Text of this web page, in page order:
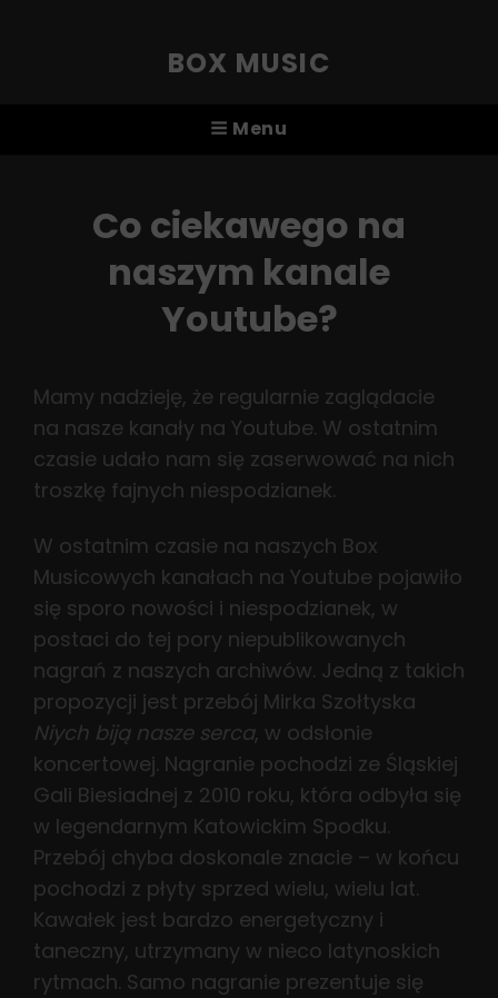
BOX MUSIC
Menu
Co ciekawego na
naszym kanale
Youtube?
Mamy nadzieję, że regularnie zaglądacie
na nasze kanały na Youtube. W ostatnim
czasie udało nam się zaserwować na nich
troszkę fajnych niespodzianek.
W ostatnim czasie na naszych Box
Musicowych kanałach na Youtube pojawiło
się sporo nowości i niespodzianek, w
postaci do tej pory niepublikowanych
nagrań z naszych archiwów. Jedną z takich
propozycji jest przebój Mirka Szołtyska
Niych biją nasze serca, w odsłonie
koncertowej. Nagranie pochodzi ze Śląskiej
Gali Biesiadnej z 2010 roku, która odbyła się
w legendarnym Katowickim Spodku.
Przebój chyba doskonale znacie – w końcu
pochodzi z płyty sprzed wielu, wielu lat.
Kawałek jest bardzo energetyczny i
taneczny, utrzymany w nieco latynoskich
rytmach. Samo nagranie prezentuje się